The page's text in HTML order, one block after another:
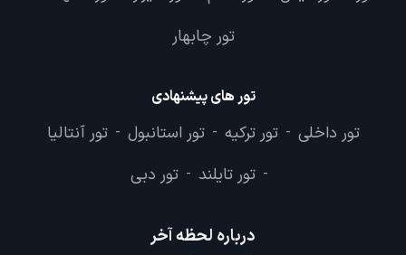
تور چابهار
تور های پیشنهادی
تور داخلی - تور ترکیه - تور استانبول - تور آنتالیا
- تور تایلند - تور دبی
درباره لحظه آخر